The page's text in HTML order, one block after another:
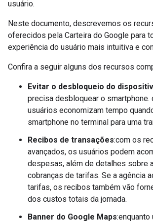
usuário.
Neste documento, descrevemos os
oferecidos pela Carteira do Google para
experiência do usuário mais intuitiva e
Confira a seguir alguns dos recursos
Evitar o desbloqueio do
precisa desbloquear o smartphone.
usuários economizam tempo
smartphone no terminal para uma
Recibos de transações:com os
avançados, os usuários podem
despesas, além de detalhes sobre
cobranças de tarifas. Se a agência
tarifas, os recibos também vão
dos custos totais da jornada.
Banner do Google Maps